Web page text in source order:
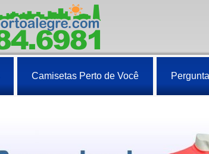
Camisetas Perto de Você